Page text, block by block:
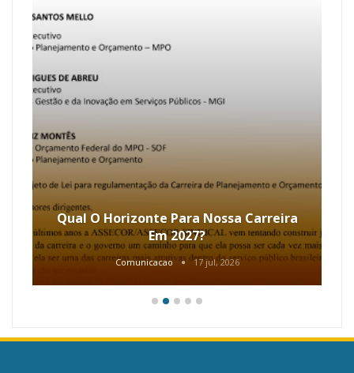
Qual O Horizonte Para Nossa Carreira
Em 2027?
Comunicacao 17 jul, 2026